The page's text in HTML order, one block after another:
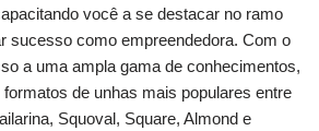
você a se destacar no ramo
sucesso como empreendedora. Com o
a uma ampla gama de conhecimentos,
de unhas mais populares entre
Squoval, Square, Almond e